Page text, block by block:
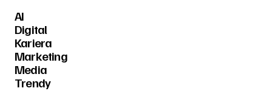
AI
Digital
Kariera
Marketing
Media
Trendy